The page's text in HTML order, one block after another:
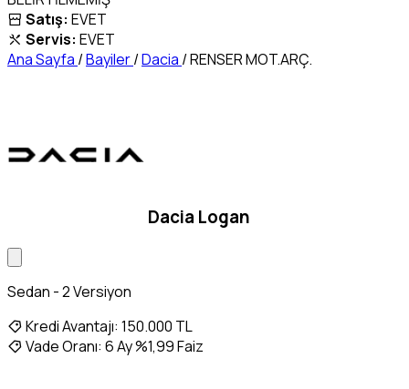
Satış: EVET
Servis: EVET
Ana Sayfa /Bayiler/Dacia /RENSER MOT.ARÇ.
Dacia Logan
Sedan - 2 Versiyon
Kredi Avantajı: 150.000 TL
Vade Oranı: 6 Ay %1,99 Faiz